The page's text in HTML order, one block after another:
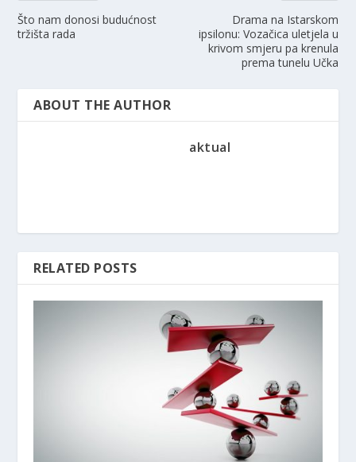
Što nam donosi budućnost
tržišta rada
Drama na Istarskom
ipsilonu: Vozačica uletjela u
krivom smjeru pa krenula
prema tunelu Učka
ABOUT THE AUTHOR
aktual
RELATED POSTS